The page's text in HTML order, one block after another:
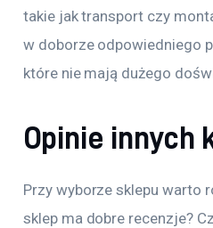
takie jak transport czy
w doborze odpowiedniego
które nie mają dużego
Opinie innych
Przy wyborze sklepu warto
sklep ma dobre recenzje?